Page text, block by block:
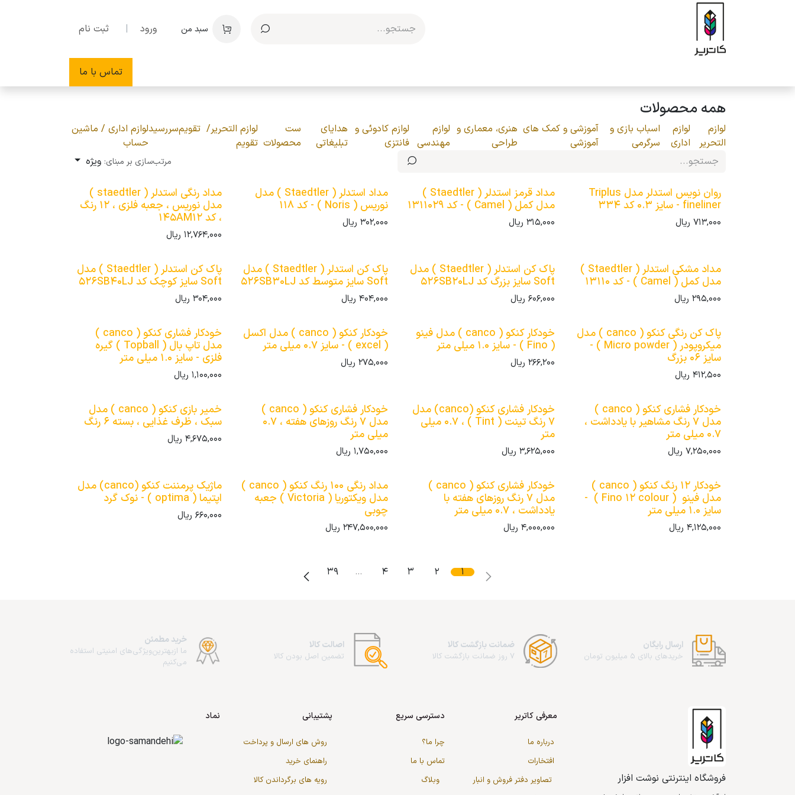
صرف نظر و مشاهده محتوا
سبد من ورود | ثبت نام
تماس با ما
همه محصولات
لوازم
التحریر
لوازم
اداری
اسباب بازی و
سرگرمی
آموزشی و کمک های
آموزشی
هنری، معماری و
طراحی
لوازم
مهندسی
لوازم کادوئی و
فانتزی
هدایای
تبلیغاتی
ست
محصولات
لوازم التحریر/
تقویم
تقویمسررسیدلوازم اداری / ماشین
حساب
مرتب‌سازی بر مبنای: ویژه
روان نویس استدلر مدل Triplus
fineliner - سایز 0.3 کد 334
713,000 ریال
مداد قرمز استدلر ( Staedtler )
مدل کمل ( Camel ) - کد 1311029
315,000 ریال
مداد استدلر ( Staedtler ) مدل
نوریس ( Noris ) - کد 118
302,000ریال
مداد رنگی استدلر ( staedtler )
مدل نوریس ، جعبه فلزی ، 12 رنگ
، کد 145AM12
12,764,000 ریال
مداد مشکی استدلر ( Staedtler )
مدل کمل ( Camel ) - کد 13110
295,000 ریال
پاک کن استدلر ( Staedtler ) مدل
Soft سایز بزرگ کد 526SB20LJ
606,000 ریال
پاک کن استدلر ( Staedtler ) مدل
Soft سایز متوسط کد 526SB30LJ
404,000ریال
پاک کن استدلر ( Staedtler ) مدل
Soft سایز کوچک کد 526SB40LJ
304,000 ریال
پاک کن رنگی کنکو ( canco ) مدل
میکروپودر ( Micro powder ) -
سایز 06 بزرگ
412,500 ریال
خودکار کنکو ( canco ) مدل فینو
( Fino ) - سایز 1.0 میلی متر
266,200 ریال
خودکار کنکو ( canco ) مدل اکسل
( excel ) - سایز 0.7 میلی متر
275,000ریال
خودکار فشاری کنکو ( canco )
مدل تاپ بال ( Topball ) گیره
فلزی - سایز 1.0 میلی متر
1,100,000 ریال
خودکار فشاری کنکو ( canco )
مدل 7 رنگ مشاهیر با یادداشت ،
0.7 میلی متر
7,250,000 ریال
خودکار فشاری کنکو (canco) مدل
7 رنگ تینت ( Tint ) ، 0.7 میلی
متر
3,625,000 ریال
خودکار فشاری کنکو ( canco )
مدل 7 رنگ روزهای هفته ، 0.7
میلی متر
1,750,000ریال
خمیر بازی کنکو ( canco ) مدل
سبک ، ظرف غذایی ، بسته 6 رنگ
4,675,000 ریال
خودکار 12 رنگ کنکو ( canco )
مدل فینو ( Fino 12 colour ) -
سایز 1.0 میلی متر
4,125,000 ریال
خودکار فشاری کنکو ( canco )
مدل 7 رنگ روزهای هفته با
یادداشت ، 0.7 میلی متر
4,000,000 ریال
مداد رنگی 100 رنگ کنکو ( canco )
مدل ویکتوریا ( Victoria ) جعبه
چوبی
247,500,000ریال
ماژیک پرمننت کنکو (canco) مدل
اپتیما ( optima ) - نوک گرد
660,000 ریال
1
2
3
4
…
39
ارسال رایگان
خریدهای بالای 5 میلیون تومان
ضمانت بازگشت کالا
7 روز ضمانت بازگشت کالا
اصالت کالا
تضمین اصل بودن کالا
خرید مطمئن
ما از‌بهترین‌ویژگی‌های امنیتی استفاده
می‌کنیم
فروشگاه اینترنتی نوشت افزار
معرفی کاتریر
درباره ما
افتخارات
تصاویر دفتر فروش و انبار
دسترسی سریع
چرا ما؟
تماس با ما
وبلاگ
پشتیبانی
روش های ارسال و پرداخت
راهنمای خرید
رویه های برگرداندن کالا
نماد